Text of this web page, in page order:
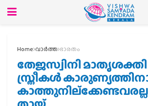
Home വാര്‍ത്ത ഭാരതം
തേജസ്വിനി
സ്ത്രീകള്‍